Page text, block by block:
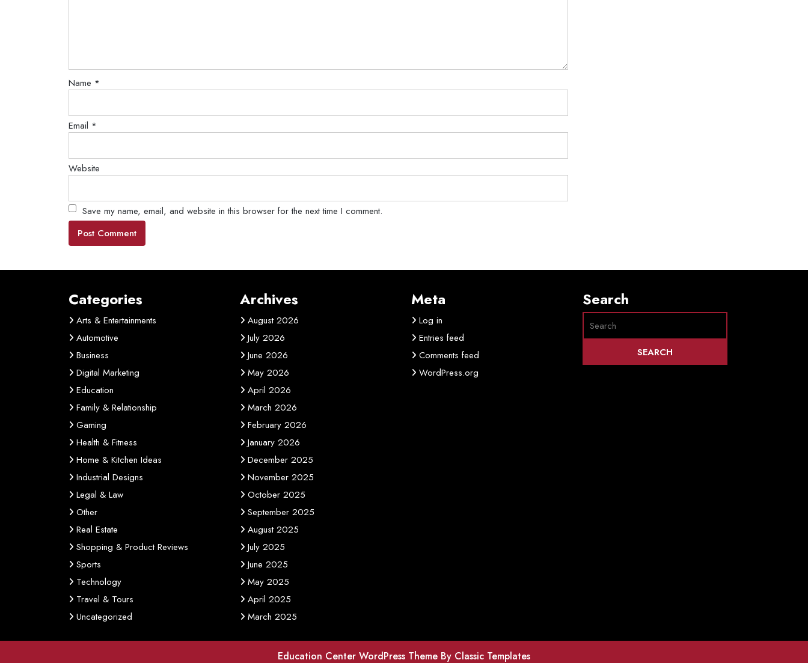
Name *
Email *
Website
Save my name, email, and website in this browser for the next time I comment.
Categories
Arts & Entertainments
Automotive
Business
Digital Marketing
Education
Family & Relationship
Gaming
Health & Fitness
Home & Kitchen Ideas
Industrial Designs
Legal & Law
Other
Real Estate
Shopping & Product Reviews
Sports
Technology
Travel & Tours
Uncategorized
Archives
August 2026
July 2026
June 2026
May 2026
April 2026
March 2026
February 2026
January 2026
December 2025
November 2025
October 2025
September 2025
August 2025
July 2025
June 2025
May 2025
April 2025
March 2025
Meta
Log in
Entries feed
Comments feed
WordPress.org
Search
Education Center WordPress Theme By Classic Templates